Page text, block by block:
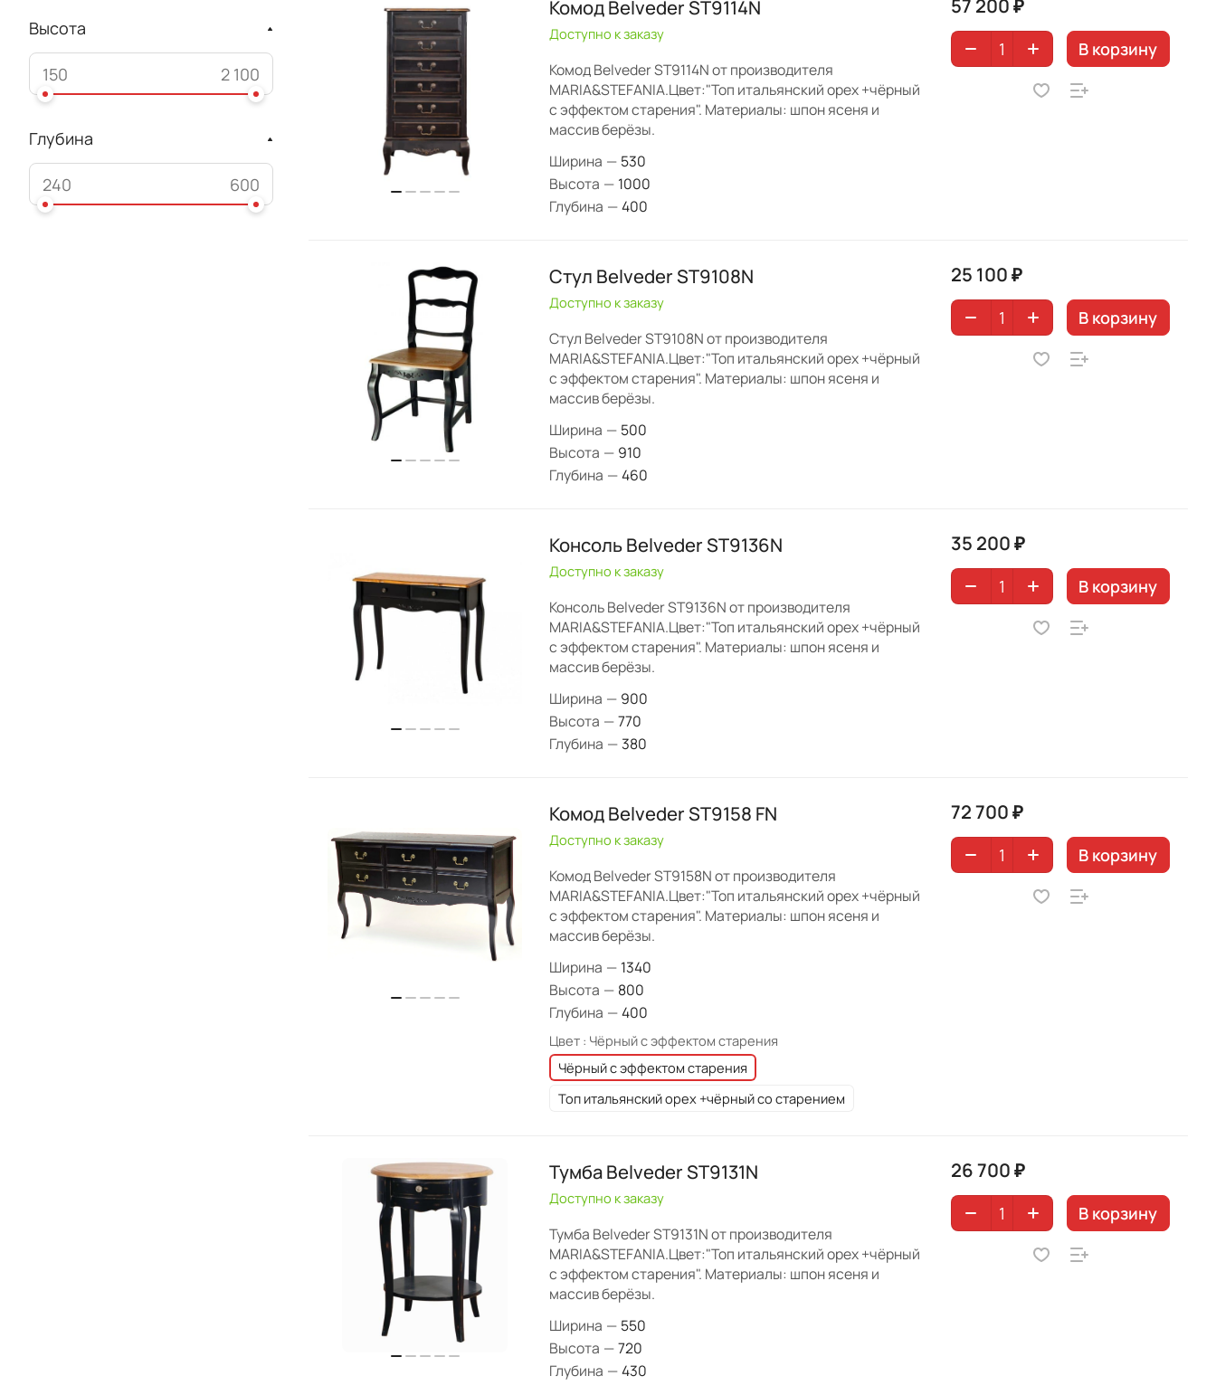
Комод Belveder ST9114N
Доступно к заказу
Комод Belveder ST9114N от производителя
MARIA&STEFANIA.Цвет:"Топ итальянский орех +чёрный
с эффектом старения". Материалы: шпон ясеня и
массив берёзы.
Ширина — 530
Высота — 1000
Глубина —400
57 200 ₽
В корзину
Стул Belveder ST9108N
Доступно к заказу
Стул Belveder ST9108N от производителя
MARIA&STEFANIA.Цвет:"Топ итальянский орех +чёрный
с эффектом старения". Материалы: шпон ясеня и
массив берёзы.
Ширина — 500
Высота — 910
Глубина —460
25 100 ₽
В корзину
Консоль Belveder ST9136N
Доступно к заказу
Консоль Belveder ST9136N от производителя
MARIA&STEFANIA.Цвет:"Топ итальянский орех +чёрный
с эффектом старения". Материалы: шпон ясеня и
массив берёзы.
Ширина — 900
Высота —770
Глубина — 380
35 200 ₽
В корзину
Комод Belveder ST9158 FN
Доступно к заказу
Комод Belveder ST9158N от производителя
MARIA&STEFANIA.Цвет:"Топ итальянский орех +чёрный
с эффектом старения". Материалы: шпон ясеня и
массив берёзы.
Ширина — 1340
Высота — 800
Глубина —400
Цвет : Чёрный с эффектом старения
Чёрный с эффектом старения
Топ итальянский орех +чёрный со старением
72 700 ₽
В корзину
Тумба Belveder ST9131N
Доступно к заказу
Тумба Belveder ST9131N от производителя
MARIA&STEFANIA.Цвет:"Топ итальянский орех +чёрный
с эффектом старения". Материалы: шпон ясеня и
массив берёзы.
Ширина — 550
Высота —720
Глубина —430
26 700 ₽
В корзину
Высота
Глубина